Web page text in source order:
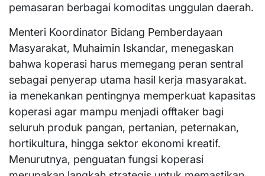
pemasaran berbagai komoditas unggulan daerah.
Menteri Koordinator Bidang Pemberdayaan
Masyarakat, Muhaimin Iskandar, menegaskan
bahwa koperasi harus memegang peran sentral
sebagai penyerap utama hasil kerja masyarakat.
ia menekankan pentingnya memperkuat kapasitas
koperasi agar mampu menjadi offtaker bagi
seluruh produk pangan, pertanian, peternakan,
hortikultura, hingga sektor ekonomi kreatif.
Menurutnya, penguatan fungsi koperasi